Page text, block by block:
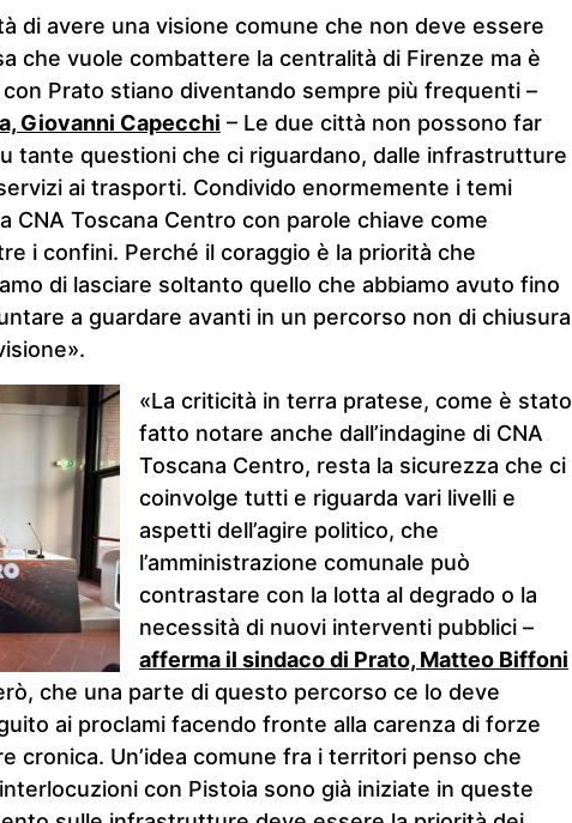
di avere una visione comune che non deve essere
che vuole combattere la centralità di Firenze ma è
Prato stiano diventando sempre più frequenti –
Giovanni Capecchi – Le due città non possono far
tante questioni che ci riguardano, dalle infrastrutture
ai trasporti. Condivido enormemente i temi
CNA Toscana Centro con parole chiave come
i confini. Perché il coraggio è la priorità che
di lasciare soltanto quello che abbiamo avuto fino
a guardare avanti in un percorso non di chiusura
«La criticità in terra pratese, come è stato
fatto notare anche dall’indagine di CNA
Toscana Centro, resta la sicurezza che ci
coinvolge tutti e riguarda vari livelli e
aspetti dell’agire politico, che
l’amministrazione comunale può
contrastare con la lotta al degrado o la
necessità di nuovi interventi pubblici –
afferma il sindaco di Prato, Matteo Biffoni
che una parte di questo percorso ce lo deve
ai proclami facendo fronte alla carenza di forze
cronica. Un’idea comune fra i territori penso che
con Pistoia sono già iniziate in queste